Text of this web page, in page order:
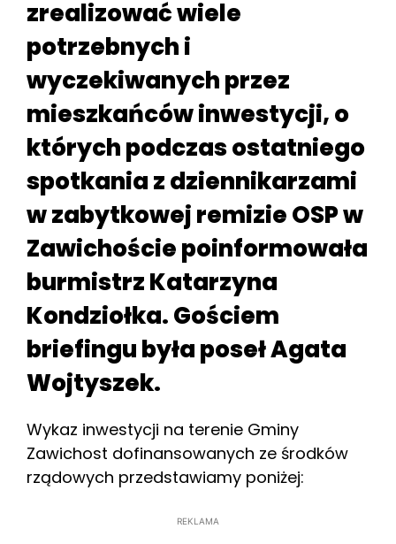
zrealizować wiele
potrzebnych i
wyczekiwanych przez
mieszkańców inwestycji, o
których podczas ostatniego
spotkania z dziennikarzami
w zabytkowej remizie OSP w
Zawichoście poinformowała
burmistrz Katarzyna
Kondziołka. Gościem
briefingu była poseł Agata
Wojtyszek.
Wykaz inwestycji na terenie Gminy
Zawichost dofinansowanych ze środków
rządowych przedstawiamy poniżej:
REKLAMA